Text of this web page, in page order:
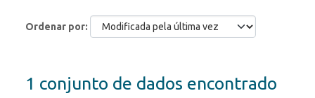
Ordenar por
1 conjunto de dados encontrado